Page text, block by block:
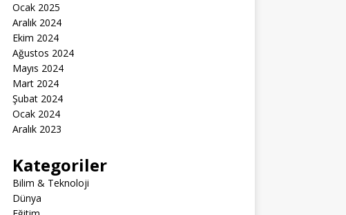
Ocak 2025
Aralık 2024
Ekim 2024
Ağustos 2024
Mayıs 2024
Mart 2024
Şubat 2024
Ocak 2024
Aralık 2023
Kategoriler
Bilim & Teknoloji
Dünya